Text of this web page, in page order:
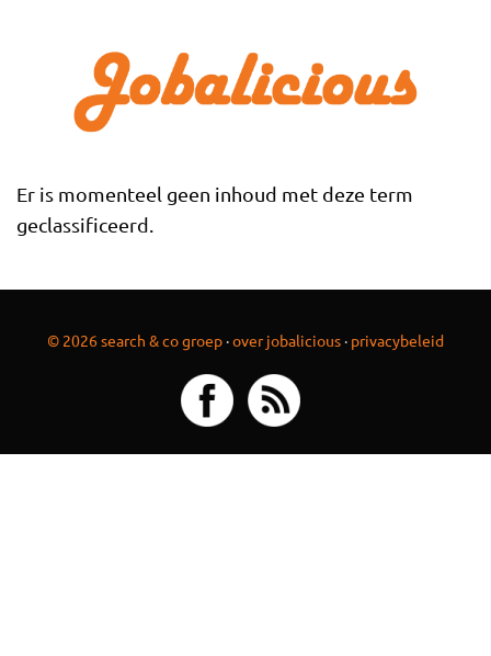
Er is momenteel geen inhoud met deze term
geclassificeerd.
© 2026 search & co groep ·over jobalicious · privacybeleid